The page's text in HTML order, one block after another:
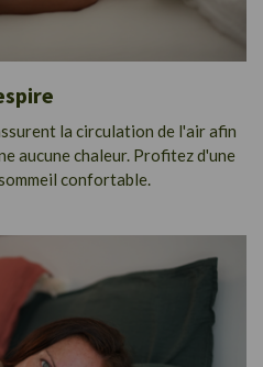
la circulation de l'air afin
aucune chaleur. Profitez d'une
confortable.